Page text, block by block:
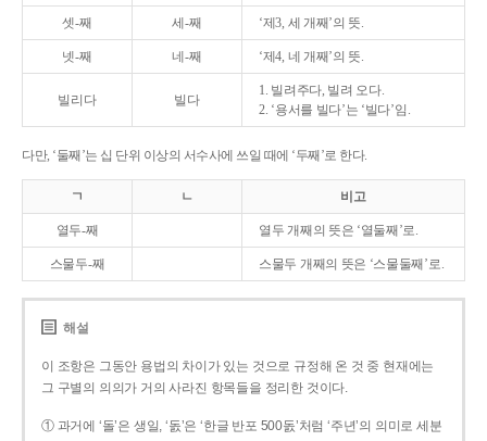
셋-째 세-째 ‘제3, 세 개째’의 뜻.
넷-째 네-째 ‘제4, 네 개째’의 뜻.
빌리다 빌다
1. 빌려주다, 빌려 오다.
2. ‘용서를 빌다’는 ‘빌다’임.
다만, ‘둘째’는 십 단위 이상의 서수사에 쓰일 때에 ‘두째’로 한다.
ㄱ ㄴ 비고
열두-째 열두 개째의 뜻은 ‘열둘째’로.
스물두-째 스물두 개째의 뜻은 ‘스물둘째’로.
해설
이 조항은 그동안 용법의 차이가 있는 것으로 규정해 온 것 중 현재에는
그 구별의 의의가 거의 사라진 항목들을 정리한 것이다.
① 과거에 ‘돌’은 생일, ‘돐’은 ‘한글 반포 500돐’처럼 ‘주년’의 의미로 세분